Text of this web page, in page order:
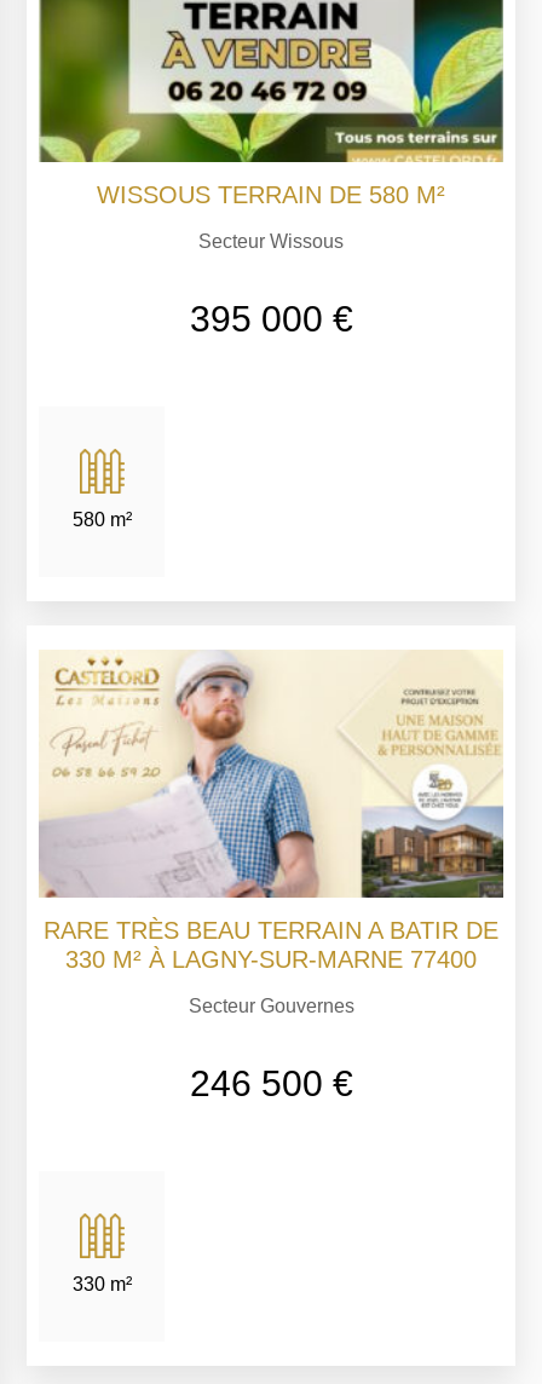
WISSOUS TERRAIN DE 580 M²
Secteur Wissous
395 000 €
580 m²
RARE TRÈS BEAU TERRAIN A BATIR DE
330 M² À LAGNY-SUR-MARNE 77400
Secteur Gouvernes
246 500 €
330 m²